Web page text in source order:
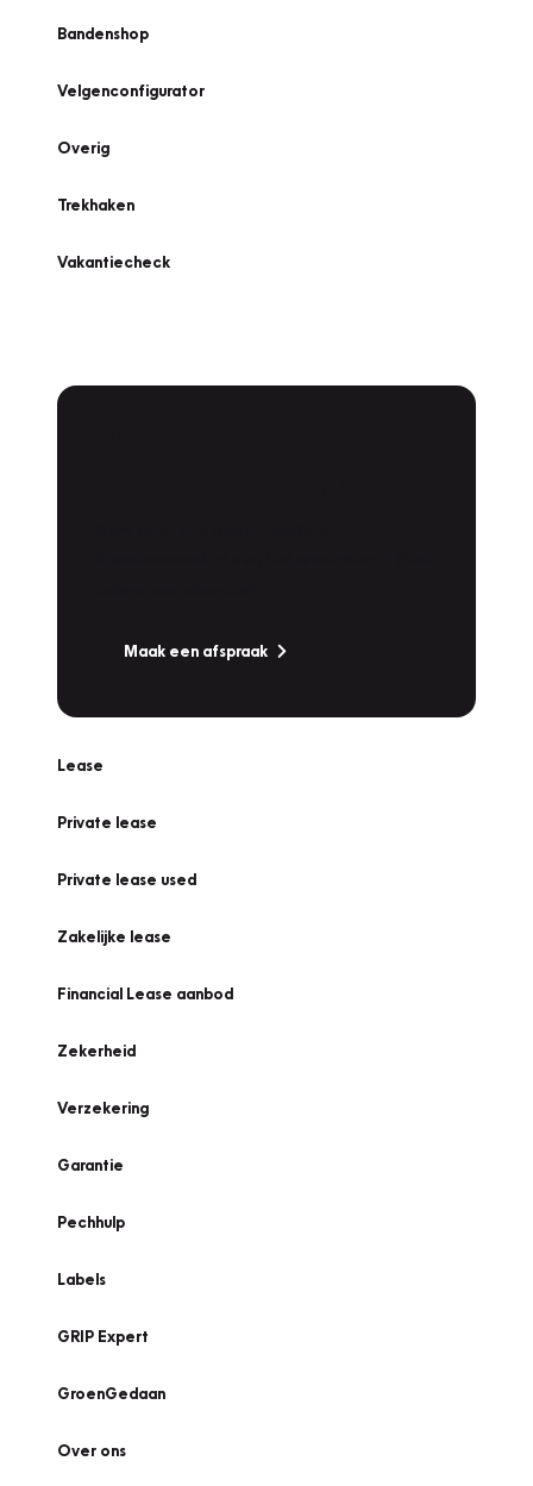
Bandenshop
Velgenconfigurator
Overig
Trekhaken
Vakantiecheck
Maak een afspraak
Lease
Private lease
Private lease used
Zakelijke lease
Financial Lease aanbod
Zekerheid
Verzekering
Garantie
Pechhulp
Labels
GRIP Expert
GroenGedaan
Over ons